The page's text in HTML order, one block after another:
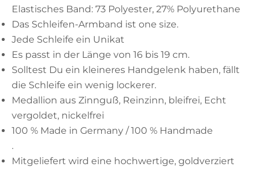
Elastisches Band: 73 Polyester, 27% Polyurethane
Das Schleifen-Armband ist one size.
Jede Schleife ein Unikat
Es passt in der Länge von 16 bis 19 cm.
Solltest Du ein kleineres Handgelenk haben, fällt
die Schleife ein wenig lockerer.
Medallion aus Zinnguß, Reinzinn, bleifrei, Echt
vergoldet, nickelfrei
100 % Made in Germany / 100 % Handmade
.
Mitgeliefert wird eine hochwertige, goldverziert